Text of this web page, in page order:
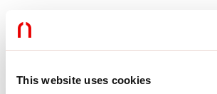
This website uses cookies
Dati tecnici
Classe energetica:
E